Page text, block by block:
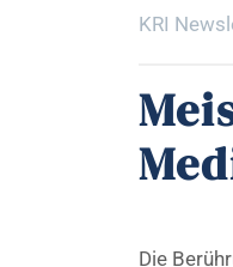
KRI
Die